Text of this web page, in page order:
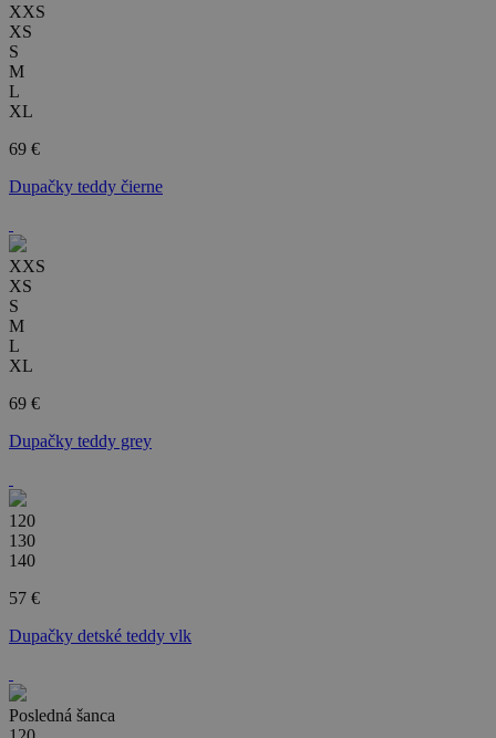
XXS
XS
S
M
L
XL
69 €
Dupačky teddy čierne
XXS
XS
S
M
L
XL
69 €
Dupačky teddy grey
120
130
140
57 €
Dupačky detské teddy vlk
Posledná šanca